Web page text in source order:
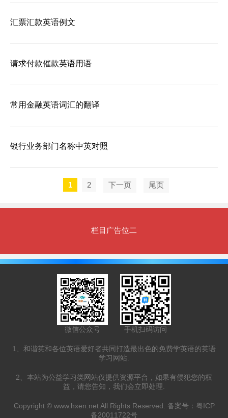
汇票汇款英语例文
请求付款催款英语用语
常用金融英语词汇的翻译
银行业务部门名称中英对照
1 2 下一页 尾页
栏目广告位二
微信公众号 手机扫码访问
1、和谐英和各位英语爱好者共同打造最出色的免费学英语的英语
学习网站.
2、本站为公益学习类网站仅提供资源平台，如果有侵犯您的权
益，请您告知，我们会立即处理.
Copyright © www.hxen.netAll Rights Reserved. 备案号： 粤ICP
备20011722号